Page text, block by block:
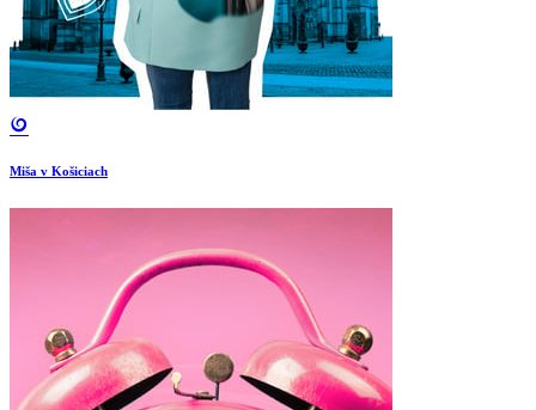
Miša v Košiciach